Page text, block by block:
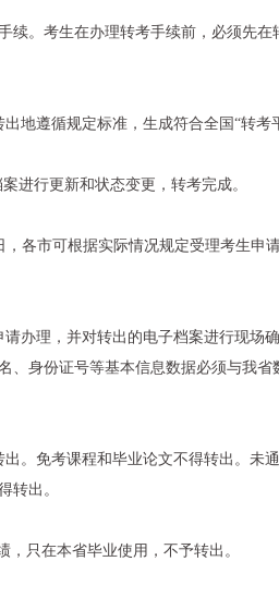
。考生在办理转考手续前，必须先
地遵循规定标准，生成符合全国“转
进行更新和状态变更，转考完成。
各市可根据实际情况规定受理考生申
办理，并对转出的电子档案进行现场
身份证号等基本信息数据必须与我
。免考课程和毕业论文不得转出。未
转出。
只在本省毕业使用，不予转出。